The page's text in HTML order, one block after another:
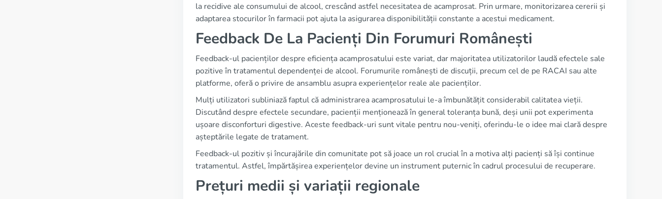
la recidive ale consumului de alcool, crescând astfel necesitatea de acamprosat. Prin urmare, monitorizarea cererii și
adaptarea stocurilor în farmacii pot ajuta la asigurarea disponibilității constante a acestui medicament.
Feedback De La Pacienți Din Forumuri Românești
Feedback-ul pacienților despre eficiența acamprosatului este variat, dar majoritatea utilizatorilor laudă efectele sale
pozitive în tratamentul dependenței de alcool. Forumurile românești de discuții, precum cel de pe RACAI sau alte
platforme, oferă o privire de ansamblu asupra experiențelor reale ale pacienților.
Mulți utilizatori subliniază faptul că administrarea acamprosatului le-a îmbunătățit considerabil calitatea vieții.
Discutând despre efectele secundare, pacienții menționează în general toleranța bună, deși unii pot experimenta
ușoare disconforturi digestive. Aceste feedback-uri sunt vitale pentru nou-veniți, oferindu-le o idee mai clară despre
așteptările legate de tratament.
Feedback-ul pozitiv și încurajările din comunitate pot să joace un rol crucial în a motiva alți pacienți să își continue
tratamentul. Astfel, împărtășirea experiențelor devine un instrument puternic în cadrul procesului de recuperare.
Prețuri medii și variații regionale